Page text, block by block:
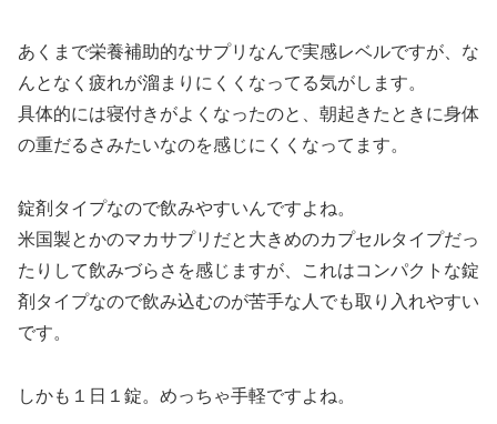
あくまで栄養補助的なサプリなんで実感レベルですが、な
んとなく疲れが溜まりにくくなってる気がします。
具体的には寝付きがよくなったのと、朝起きたときに身体
の重だるさみたいなのを感じにくくなってます。
錠剤タイプなので飲みやすいんですよね。
米国製とかのマカサプリだと大きめのカプセルタイプだっ
たりして飲みづらさを感じますが、これはコンパクトな錠
剤タイプなので飲み込むのが苦手な人でも取り入れやすい
です。
しかも１日１錠。めっちゃ手軽ですよね。